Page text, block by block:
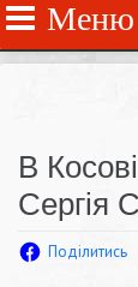
Меню
В
Сергія
Поділитись